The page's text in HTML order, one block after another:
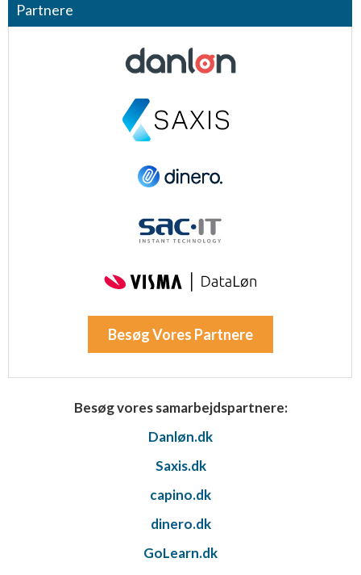
Partnere
Besøg Vores Partnere
Besøg vores samarbejdspartnere:
Danløn.dk
Saxis.dk
capino.dk
dinero.dk
GoLearn.dk